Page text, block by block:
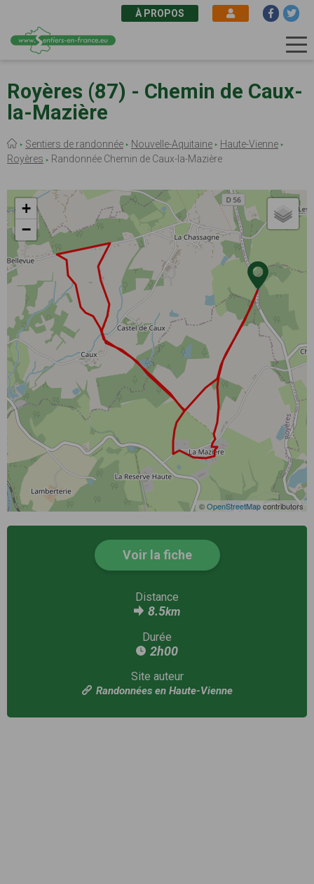
au
contenu
principal
À PROPOS
Royères (87) - Chemin de Caux-
la-Mazière
Fil
d'Ariane
Sentiers de randonnée Nouvelle-Aquitaine
Haute-Vienne
Royères
Randonnée Chemin de Caux-la-Mazière
+
−
©OpenStreetMapcontributors
Voir la fiche
Distance
8.5km
Durée
2h00
Site auteur
Randonnées en Haute-Vienne